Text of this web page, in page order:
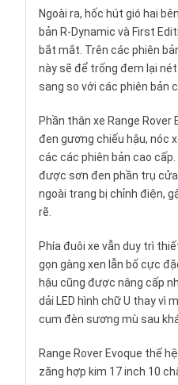
Ngoài ra, hốc hút gió hai
bản R-Dynamic và First
bắt mắt. Trên các phiên
này sẽ để trống đem lại
sang so với các phiên bản
Phần thân xe Range
đen gương chiếu hậu, nóc
các các phiên bản cao
được sơn đen phần trụ
ngoài trang bị chỉnh điện,
rẽ.
Phía đuôi xe vẫn duy trì
gọn gàng xen lẫn bố cực
hậu cũng được nâng cấp
dải LED hình chữ U thay vì
cụm đèn sương mù sau
Range Rover Evoque thế
zăng hợp kim 17 inch 10